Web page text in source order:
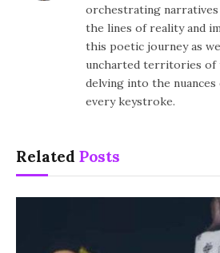
orchestrating narratives
the lines of reality and
this poetic journey as
uncharted territories of
delving into the
every keystroke.
Related Posts